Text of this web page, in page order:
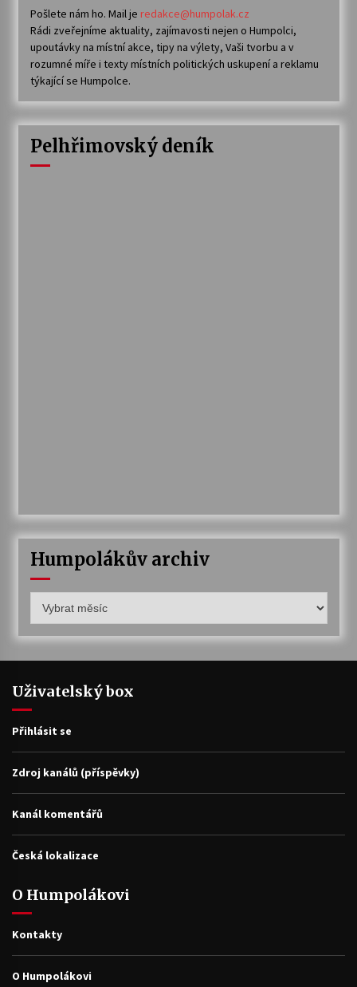
Pošlete nám ho. Mail je redakce@humpolak.cz
Rádi zveřejníme aktuality, zajímavosti nejen o Humpolci,
upoutávky na místní akce, tipy na výlety, Vaši tvorbu a v
rozumné míře i texty místních politických uskupení a reklamu
týkající se Humpolce.
Pelhřimovský deník
Humpolákův archiv
archiv
Uživatelský box
Přihlásit se
Zdroj kanálů (příspěvky)
Kanál komentářů
Česká lokalizace
O Humpolákovi
Kontakty
O Humpolákovi